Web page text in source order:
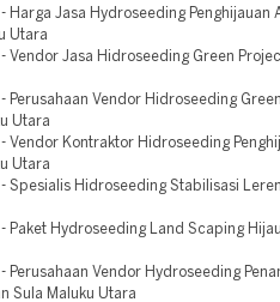
Harga Jasa Hydroseeding Penghijauan
Utara
Vendor Jasa Hidroseeding Green
Perusahaan Vendor Hidroseeding
Utara
Vendor Kontraktor Hidroseeding
Utara
Spesialis Hidroseeding Stabilisasi
Paket Hydroseeding Land Scaping
Perusahaan Vendor Hydroseeding
Sula Maluku Utara